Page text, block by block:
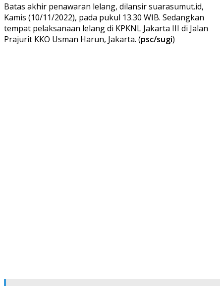
Batas akhir penawaran lelang, dilansir suarasumut.id,
Kamis (10/11/2022), pada pukul 13.30 WIB. Sedangkan
tempat pelaksanaan lelang di KPKNL Jakarta III di Jalan
Prajurit KKO Usman Harun, Jakarta. (psc/sugi)